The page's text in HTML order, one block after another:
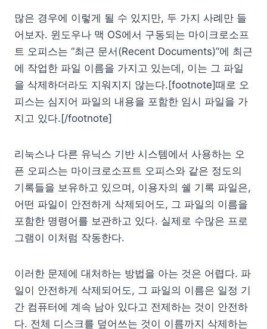
많은 경우에 이렇게 될 수 있지만, 두 가지 사례만 들
어보자. 윈도우나 맥 OS에서 구동되는 마이크로소프
트 오피스는 “최근 문서(Recent Documents)”에 최근
에 작업한 파일 이름을 가지고 있는데, 이는 그 파일
을 삭제하더라도 지워지지 않는다.[footnote]때로 오
피스는 심지어 파일의 내용을 포함한 임시 파일을 가
지고 있다.[/footnote]
리눅스나 다른 유닉스 기반 시스템에서 사용하는 오
픈 오피스는 마이크로소프트 오피스와 같은 정도의
기록들을 보유하고 있으며, 이용자의 쉘 기록 파일은,
어떤 파일이 안전하게 삭제되어도, 그 파일의 이름을
포함한 명령어를 보관하고 있다. 실제로 수많은 프로
그램이 이처럼 작동한다.
이러한 문제에 대처하는 방법을 아는 것은 어렵다. 파
일이 안전하게 삭제되어도, 그 파일의 이름은 일정 기
간 컴퓨터에 계속 남아 있다고 전제하는 것이 안전하
다. 전체 디스크를 덮어쓰는 것이 이름까지 삭제하는